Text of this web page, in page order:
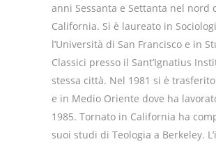
anni Sessanta e Settanta nel nord
California. Si è laureato in
l’Università di San Francisco e in
Classici presso il Sant’Ignatius
stessa città. Nel 1981 si è
e in Medio Oriente dove ha
1985. Tornato in California ha
suoi studi di Teologia a Berkeley.